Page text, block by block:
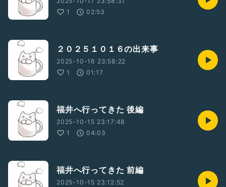
1
02:53
２０２５１０１６の出来事
2025-10-16 23:58:22
1
01:17
福井へ行ってきた 後編
2025-10-15 23:17:48
1
04:03
福井へ行ってきた 前編
2025-10-15 23:12:52